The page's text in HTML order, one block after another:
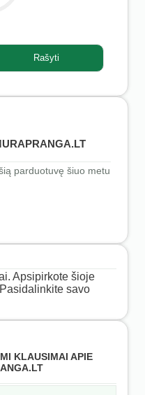
Rašyti
parduotuvę šiuo metu
Apsipirkote šioje
savo
KLAUSIMAI APIE